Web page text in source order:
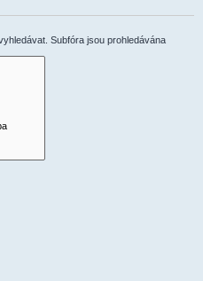
Subfóra jsou prohledávána